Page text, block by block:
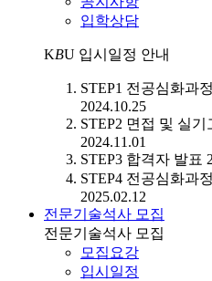
입학상담
KBU 입시일정 안내
STEP1 전공심화과
2024.10.25
STEP2 면접 및 실기
2024.11.01
STEP3 합격자 발표
STEP4 전공심화과
2025.02.12
전문기술석사 모집
전문기술석사 모집
모집요강
입시일정